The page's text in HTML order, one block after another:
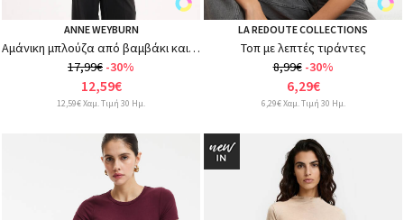
ANNE WEYBURN
Αμάνικη μπλούζα από βαμβάκι και μοντάλ
17,99€ -30%
12,59€
12,59€ Χαμ. Τιμή 30 Ημ.
LA REDOUTE COLLECTIONS
Τοπ με λεπτές τιράντες
8,99€ -30%
6,29€
6,29€ Χαμ. Τιμή 30 Ημ.